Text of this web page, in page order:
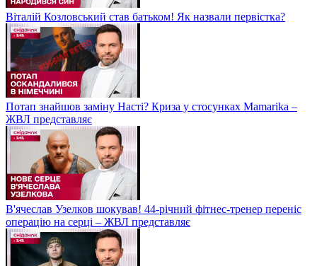
Віталій Козловський став батьком! Як назвали первістка?
Потап знайшов заміну Насті? Криза у стосунках Mamarika –
ЖВЛ представляє
В'ячеслав Узелков шокував! 44-річний фітнес-тренер переніс
операцію на серці – ЖВЛ представляє